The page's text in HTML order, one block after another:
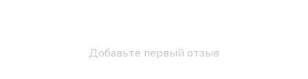
Добавьте первый отзыв